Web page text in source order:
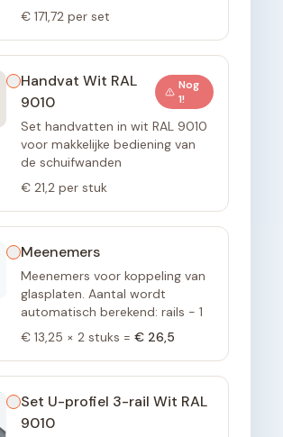
€ 171,72 per set
Handvat Wit RAL
9010
Nog
1!
Set handvatten in wit RAL 9010
voor makkelijke bediening van
de schuifwanden
€ 21,2 per stuk
Meenemers
Meenemers voor koppeling van
glasplaten. Aantal wordt
automatisch berekend: rails - 1
€ 13,25 × 2 stuks = € 26,5
Set U-profiel 3-rail Wit RAL
9010